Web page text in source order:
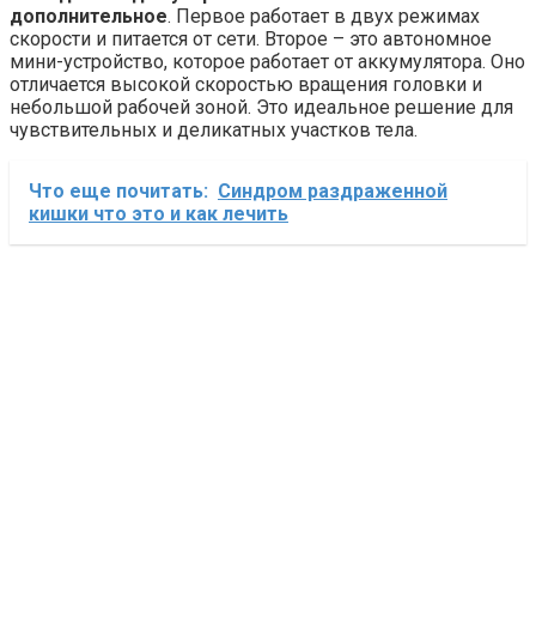
дополнительное. Первое работает в двух режимах
скорости и питается от сети. Второе – это автономное
мини-устройство, которое работает от аккумулятора. Оно
отличается высокой скоростью вращения головки и
небольшой рабочей зоной. Это идеальное решение для
чувствительных и деликатных участков тела.
Что еще почитать: Синдром раздраженной
кишки что это и как лечить